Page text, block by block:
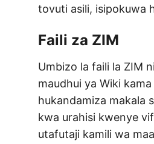
tovuti asili, isipokuwa
Faili za ZIM
Umbizo la faili la ZIM
maudhui ya Wiki
hukandamiza makala
kwa urahisi kwenye
utafutaji kamili wa